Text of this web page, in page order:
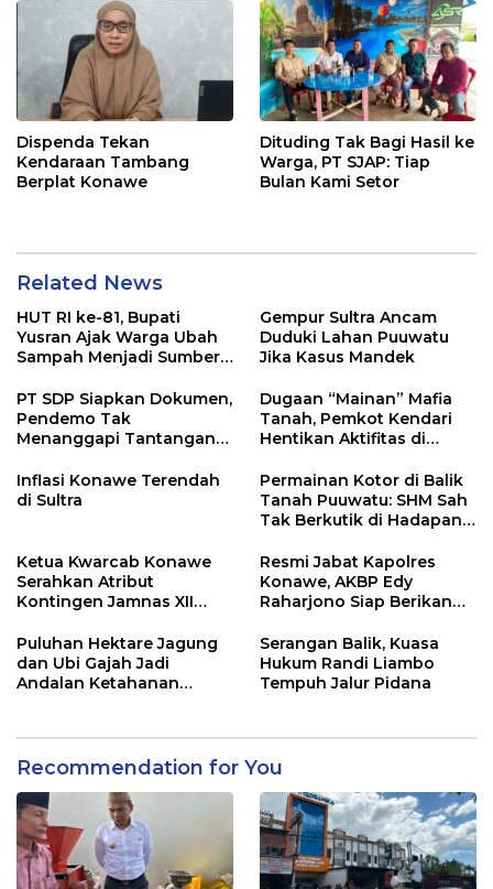
Dispenda Tekan
Kendaraan Tambang
Berplat Konawe
Dituding Tak Bagi Hasil ke
Warga, PT SJAP: Tiap
Bulan Kami Setor
Related News
HUT RI ke-81, Bupati
Yusran Ajak Warga Ubah
Sampah Menjadi Sumber
Gempur Sultra Ancam
Duduki Lahan Puuwatu
Jika Kasus Mandek
PT SDP Siapkan Dokumen,
Pendemo Tak
Menanggapi Tantangan
Dugaan “Mainan” Mafia
Tanah, Pemkot Kendari
Hentikan Aktifitas di
Inflasi Konawe Terendah
di Sultra
Permainan Kotor di Balik
Tanah Puuwatu: SHM Sah
Tak Berkutik di Hadapan
Ketua Kwarcab Konawe
Serahkan Atribut
Kontingen Jamnas XII
Resmi Jabat Kapolres
Konawe, AKBP Edy
Raharjono Siap Berikan
Puluhan Hektare Jagung
dan Ubi Gajah Jadi
Andalan Ketahanan
Serangan Balik, Kuasa
Hukum Randi Liambo
Tempuh Jalur Pidana
Recommendation for You